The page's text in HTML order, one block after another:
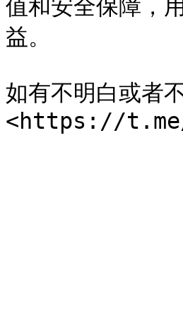
值和安全保障，
益。
如有不明白或者